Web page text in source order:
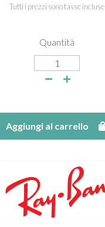
Tutti i prezzi sono tasse incluse
Quantità
Aggiungi al carrello